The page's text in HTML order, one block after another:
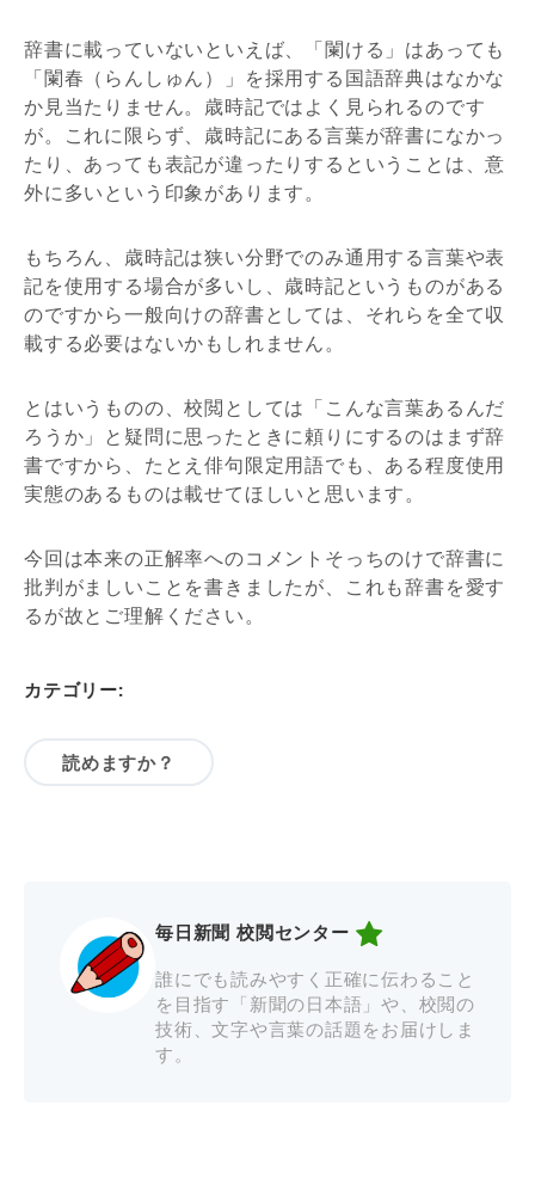
辞書に載っていないといえば、「闌ける」はあっても
「闌春（らんしゅん）」を採用する国語辞典はなかな
か見当たりません。歳時記ではよく見られるのです
が。これに限らず、歳時記にある言葉が辞書になかっ
たり、あっても表記が違ったりするということは、意
外に多いという印象があります。
もちろん、歳時記は狭い分野でのみ通用する言葉や表
記を使用する場合が多いし、歳時記というものがある
のですから一般向けの辞書としては、それらを全て収
載する必要はないかもしれません。
とはいうものの、校閲としては「こんな言葉あるんだ
ろうか」と疑問に思ったときに頼りにするのはまず辞
書ですから、たとえ俳句限定用語でも、ある程度使用
実態のあるものは載せてほしいと思います。
今回は本来の正解率へのコメントそっちのけで辞書に
批判がましいことを書きましたが、これも辞書を愛す
るが故とご理解ください。
カテゴリー:
読めますか？
毎日新聞 校閲センター
誰にでも読みやすく正確に伝わること
を目指す「新聞の日本語」や、校閲の
技術、文字や言葉の話題をお届けしま
す。